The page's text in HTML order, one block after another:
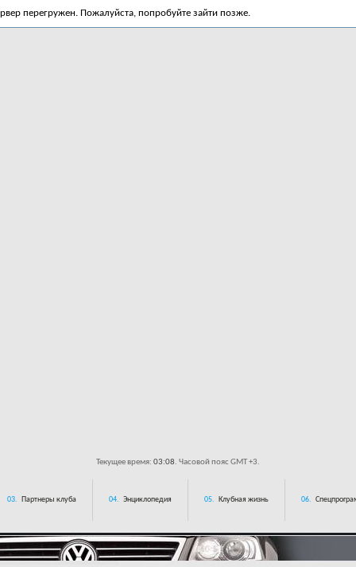
перегружен. Пожалуйста, попробуйте зайти позже.
Текущее время: 03:08. Часовой пояс GMT +3.
03. Партнеры клуба 04. Энциклопедия 05. Клубная жизнь 06.